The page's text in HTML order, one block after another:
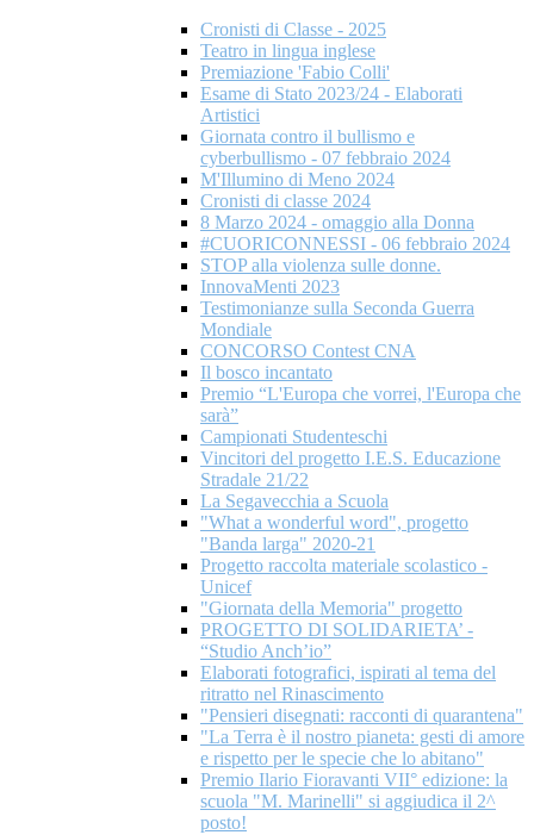
Cronisti di Classe - 2025
Teatro in lingua inglese
Premiazione 'Fabio Colli'
Esame di Stato 2023/24 - Elaborati
Artistici
Giornata contro il bullismo e
cyberbullismo - 07 febbraio 2024
M'Illumino di Meno 2024
Cronisti di classe 2024
8 Marzo 2024 - omaggio alla Donna
#CUORICONNESSI - 06 febbraio 2024
STOP alla violenza sulle donne.
InnovaMenti 2023
Testimonianze sulla Seconda Guerra
Mondiale
CONCORSO Contest CNA
Il bosco incantato
Premio “L'Europa che vorrei, l'Europa che
sarà”
Campionati Studenteschi
Vincitori del progetto I.E.S. Educazione
Stradale 21/22
La Segavecchia a Scuola
"What a wonderful word", progetto
"Banda larga" 2020-21
Progetto raccolta materiale scolastico -
Unicef
"Giornata della Memoria" progetto
PROGETTO DI SOLIDARIETA’ -
“Studio Anch’io”
Elaborati fotografici, ispirati al tema del
ritratto nel Rinascimento
"Pensieri disegnati: racconti di quarantena"
"La Terra è il nostro pianeta: gesti di amore
e rispetto per le specie che lo abitano"
Premio Ilario Fioravanti VII° edizione: la
scuola "M. Marinelli" si aggiudica il 2^
posto!